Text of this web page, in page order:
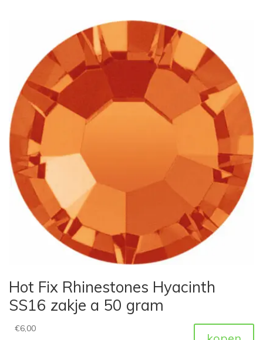
Hot Fix Rhinestones Hyacinth
SS16 zakje a 50 gram
€6,00